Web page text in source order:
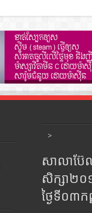
>
សាលាប៊ែ
សិក្សា២
ថ្ងៃទី០៣